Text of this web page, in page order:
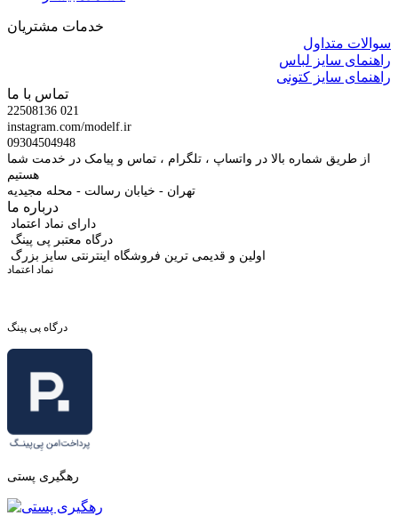
خدمات مشتریان
سوالات متداول
راهنمای سایز لباس
راهنمای سایز کتونی
تماس با ما
22508136 021
instagram.com/modelf.ir
09304504948
از طریق شماره بالا در واتساپ ، تلگرام ، تماس و پیامک در خدمت شما
هستیم
تهران - خیابان رسالت - محله مجیدیه
درباره ما
دارای نماد اعتماد
درگاه معتبر پی پینگ
اولین و قدیمی ترین فروشگاه اینترنتی سایز بزرگ
نماد اعتماد
درگاه پی پینگ
رهگیری پستی